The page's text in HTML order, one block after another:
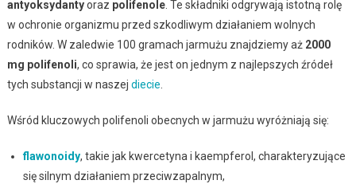
antyoksydantyoraz polifenole. Te składniki odgrywają istotną rolę
w ochronie organizmu przed szkodliwym działaniem wolnych
rodników. W zaledwie 100 gramach jarmużu znajdziemy aż 2000
mg polifenoli, co sprawia, że jest on jednym z najlepszych źródeł
tych substancji w naszej diecie
Wśród kluczowych polifenoli obecnych w jarmużu wyróżniają się:
flawonoidy, takie jak kwercetyna i kaempferol, charakteryzujące
się silnym działaniem przeciwzapalnym,